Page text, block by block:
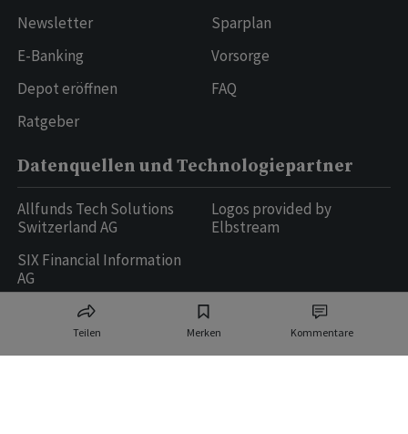
Teilen Merken Kommentare
Newsletter
E-Banking
Depot eröffnen
Ratgeber
Sparplan
Vorsorge
FAQ
Datenquellen und Technologiepartner
Allfunds Tech Solutions
Switzerland AG
SIX Financial Information
AG
Logos provided by
Elbstream